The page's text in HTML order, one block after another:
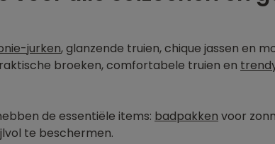
jurken, glanzende truien, chique jassen en
broeken, comfortabele truien en
de essentiële items: badpakken voor
te beschermen.